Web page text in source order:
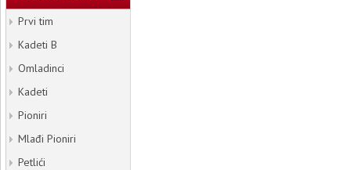
Prvi tim
Kadeti B
Omladinci
Kadeti
Pioniri
Mlađi Pioniri
Petlići